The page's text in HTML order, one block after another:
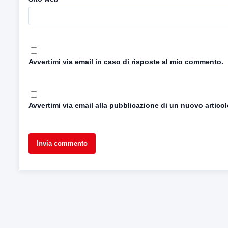
Avvertimi via email in caso di risposte al mio commento.
Avvertimi via email alla pubblicazione di un nuovo